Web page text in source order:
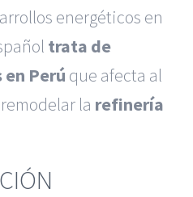
energéticos en
trata de
en Perú que afecta al
la refinería